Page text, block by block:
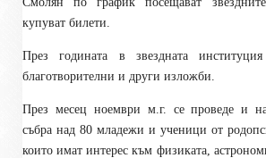
купуват билети.
През годината в звездната
благотворителни и други изложби.
През месец ноември м.г. се проведе и
събра над 80 младежи и ученици от
които имат интерес към физиката,